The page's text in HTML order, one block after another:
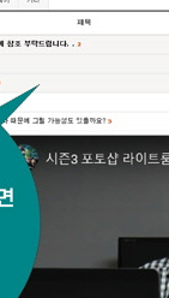
으로 제품 촬영하
라는데 뭐가 필요한
튜디오
효과!
는 것들 Q&A
로 보정하는 법 -